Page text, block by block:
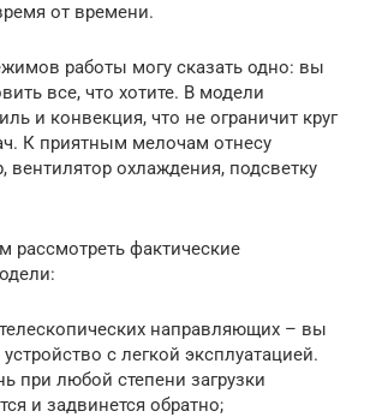
от времени.
работы могу сказать одно: вы
все, что хотите. В модели
и конвекция, что не ограничит круг
К приятным мелочам отнесу
вентилятор охлаждения, подсветку
фактические
направляющих – вы
устройство с легкой эксплуатацией.
при любой степени загрузки
и задвинется обратно;